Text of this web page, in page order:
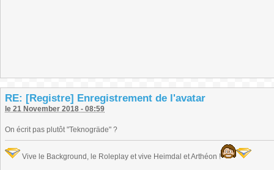
RE: [Registre] Enregistrement de l'avatar
le 21 November 2018 - 08:59
On écrit pas plutôt "Teknogräde" ?
Vive le Background, le Roleplay et vive Heimdal et Arthéon !